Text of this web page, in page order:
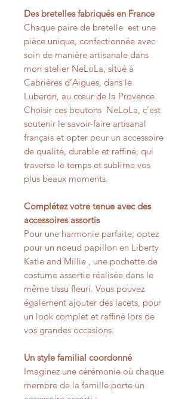
Des bretelles fabriqués en France
Chaque paire de bretelle est une
pièce unique, confectionnée avec
soin de manière artisanale dans
mon atelier NeLoLa, situé à
Cabrières d’Aigues, dans le
Luberon, au cœur de la Provence.
Choisir ces boutons NeLoLa, c’est
soutenir le savoir-faire artisanal
français et opter pour un accessoire
de qualité, durable et raffiné, qui
traverse le temps et sublime vos
plus beaux moments.
Complétez votre tenue avec des
accessoires assortis
Pour une harmonie parfaite, optez
pour un noeud papillon en Liberty
Katie and Millie , une pochette de
costume assortie réalisée dans le
même tissu fleuri. Vous pouvez
également ajouter des lacets, pour
un look complet et raffiné lors de
vos grandes occasions.
Un style familial coordonné
Imaginez une cérémonie où chaque
membre de la famille porte un